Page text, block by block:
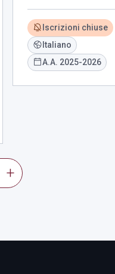
Iscrizioni chiuse
Italiano
A.A. 2025-2026